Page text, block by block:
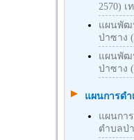
2570)
แผนพัฒ
ป่าซาง (
แผนพัฒ
ป่าซาง (
แผนการดำ
แผนกา
ตำบลป่